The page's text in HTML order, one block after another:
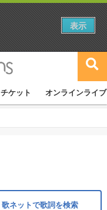
チケット オンラインライブ
歌ネットで歌詞を検索
表示